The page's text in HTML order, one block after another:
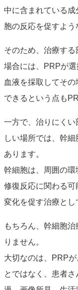
中に含まれている
胞の反応を促すよう
そのため、治療す
場合には、PRPが選
血液を採取してそ
できるという点も
一方で、治りにくい
しい場所では、幹
あります。
幹細胞は、周囲の
修復反応に関わる
変化を促す治療とし
もちろん、幹細胞
りません。
大切なのは、PRP
とではなく、患者